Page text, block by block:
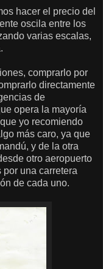
hacer el precio del
oscila entre los
varias escalas,
comprarlo por
directamente
de
opera la mayoría
yo recomiendo
más caro, ya que
y de la otra
otro aeropuerto
una carretera
de cada uno.